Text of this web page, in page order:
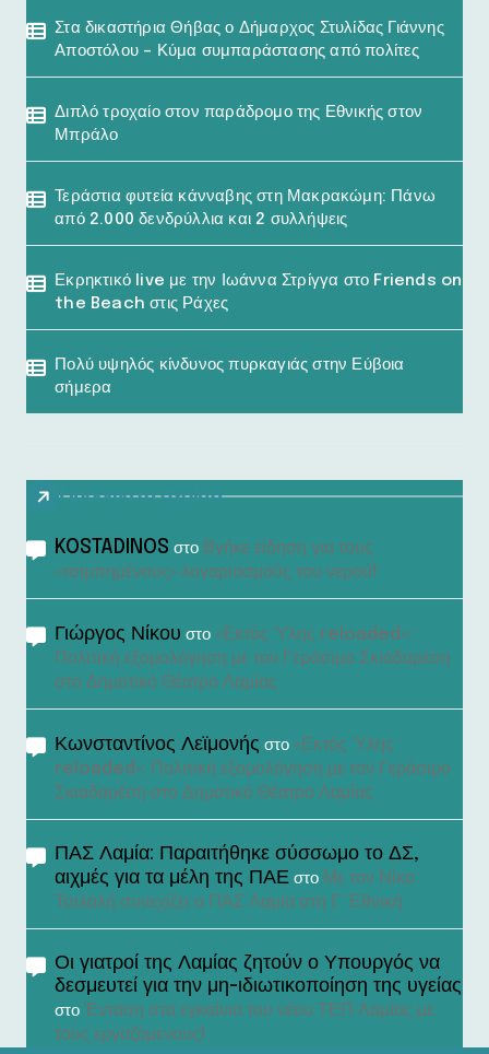
Στα δικαστήρια Θήβας ο Δήμαρχος Στυλίδας Γιάννης
Αποστόλου – Κύμα συμπαράστασης από πολίτες
Διπλό τροχαίο στον παράδρομο της Εθνικής στον
Μπράλο
Τεράστια φυτεία κάνναβης στη Μακρακώμη: Πάνω
από 2.000 δενδρύλλια και 2 συλλήψεις
Εκρηκτικό live με την Ιωάννα Στρίγγα στο Friends on
the Beach στις Ράχες
Πολύ υψηλός κίνδυνος πυρκαγιάς στην Εύβοια
σήμερα
Πρόσφατα σχόλια
KOSTADINOS στο Βγήκε είδηση για τους
«τσιμπημένους» λογαριασμούς του νερού!
Γιώργος Νίκου στο «Εκτός Ύλης reloaded»:
Πολιτική εξομολόγηση με τον Γεράσιμο Σκιαδαρέση
στο Δημοτικό Θέατρο Λαμίας
Κωνσταντίνος Λεϊμονής στο «Εκτός Ύλης
reloaded»: Πολιτική εξομολόγηση με τον Γεράσιμο
Σκιαδαρέση στο Δημοτικό Θέατρο Λαμίας
ΠΑΣ Λαμία: Παραιτήθηκε σύσσωμο το ΔΣ,
αιχμές για τα μέλη της ΠΑΕ στο Με τον Νίκο
Τσιλαλή συνεχίζει ο ΠΑΣ Λαμία στη Γ’ Εθνική
Οι γιατροί της Λαμίας ζητούν ο Υπουργός να
δεσμευτεί για την μη-ιδιωτικοποίηση της υγείας
στο Ένταση στα εγκαίνια του νέου ΤΕΠ Λαμίας με
τους εργαζόμενους!